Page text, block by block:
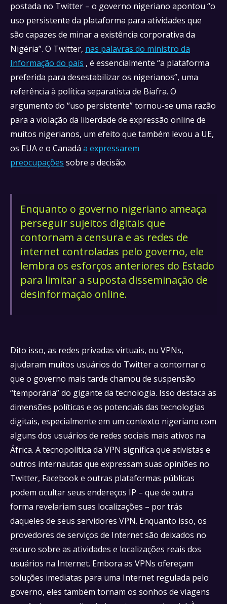
postada no Twitter – o governo nigeriano apontou “o
uso persistente da plataforma para atividades que
são capazes de minar a existência corporativa da
Nigéria”. O Twitter, nas palavras do ministro da
Informação do país , é essencialmente “a plataforma
preferida para desestabilizar os nigerianos”, uma
referência à política separatista de Biafra. O
argumento do “uso persistente” tornou-se uma razão
para a violação da liberdade de expressão online de
muitos nigerianos, um efeito que também levou a UE,
os EUA e o Canadá a expressarem
preocupações sobre a decisão.
Enquanto o governo nigeriano ameaça
perseguir sujeitos digitais que
contornam a censura e as redes de
internet controladas pelo governo, ele
lembra os esforços anteriores do Estado
para limitar a suposta disseminação de
desinformação online.
Dito isso, as redes privadas virtuais, ou VPNs,
ajudaram muitos usuários do Twitter a contornar o
que o governo mais tarde chamou de suspensão
“temporária” do gigante da tecnologia. Isso destaca as
dimensões políticas e os potenciais das tecnologias
digitais, especialmente em um contexto nigeriano com
alguns dos usuários de redes sociais mais ativos na
África. A tecnopolítica da VPN significa que ativistas e
outros internautas que expressam suas opiniões no
Twitter, Facebook e outras plataformas públicas
podem ocultar seus endereços IP – que de outra
forma revelariam suas localizações – por trás
daqueles de seus servidores VPN. Enquanto isso, os
provedores de serviços de Internet são deixados no
escuro sobre as atividades e localizações reais dos
usuários na Internet. Embora as VPNs ofereçam
soluções imediatas para uma Internet regulada pelo
governo, eles também tornam os sonhos de viagens